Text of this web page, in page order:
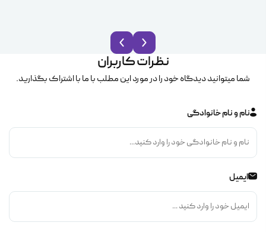
نظرات کاربران
شما میتوانید دیدگاه خود را در مورد این مطلب با ما با اشتراک بگذارید.
نام و نام خانوادگی
ایمیل